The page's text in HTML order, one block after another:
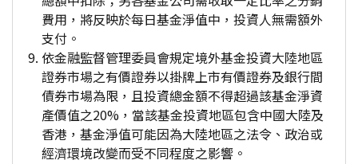
費用，將反映於每日基金淨值中，投資人無需額外
支付。
依金融監督管理委員會規定境外基金投資大陸地區
證券市場之有價證券以掛牌上市有價證券及銀行間
債券市場為限，且投資總金額不得超過該基金淨資
產價值之20%，當該基金投資地區包含中國大陸及
香港，基金淨值可能因為大陸地區之法令、政治或
經濟環境改變而受不同程度之影響。